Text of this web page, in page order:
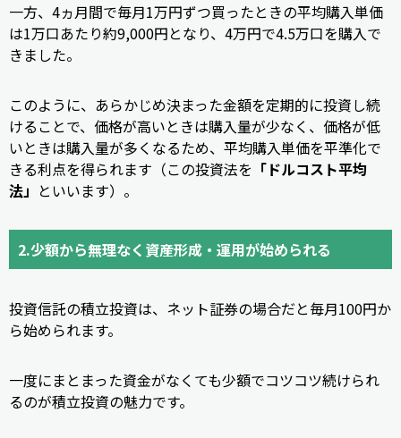
一方、4ヵ月間で毎月1万円ずつ買ったときの平均購入単価
は1万口あたり約9,000円となり、4万円で4.5万口を購入で
きました。
このように、あらかじめ決まった金額を定期的に投資し続
けることで、価格が高いときは購入量が少なく、価格が低
いときは購入量が多くなるため、平均購入単価を平準化で
きる利点を得られます（この投資法を 「ドルコスト平均
法」 といいます）。
2.少額から無理なく資産形成・運用が始められる
投資信託の積立投資は、ネット証券の場合だと毎月100円か
ら始められます。
一度にまとまった資金がなくても少額でコツコツ続けられ
るのが積立投資の魅力です。